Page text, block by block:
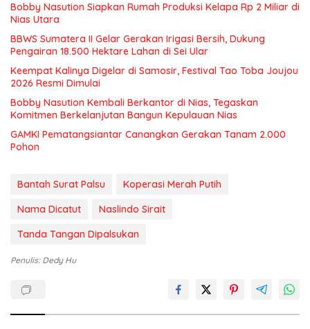
Bobby Nasution Siapkan Rumah Produksi Kelapa Rp 2 Miliar di
Nias Utara
BBWS Sumatera II Gelar Gerakan Irigasi Bersih, Dukung
Pengairan 18.500 Hektare Lahan di Sei Ular
Keempat Kalinya Digelar di Samosir, Festival Tao Toba Joujou
2026 Resmi Dimulai
Bobby Nasution Kembali Berkantor di Nias, Tegaskan
Komitmen Berkelanjutan Bangun Kepulauan Nias
GAMKI Pematangsiantar Canangkan Gerakan Tanam 2.000
Pohon
Bantah Surat Palsu
Koperasi Merah Putih
Nama Dicatut
Naslindo Sirait
Tanda Tangan Dipalsukan
Penulis: Dedy Hu